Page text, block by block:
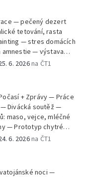
— pečený dezert
tetování, rasta
— stres domácích
— výstava
— fenomenální
6. 2026na ČT1
+ Zprávy — Práce
Divácká soutěž —
maso, vejce, mléčné
— Prototyp chytré
— Anketa +
Divácká soutěž —
maso, vejce, mléčné
6. 2026na ČT1
noci —